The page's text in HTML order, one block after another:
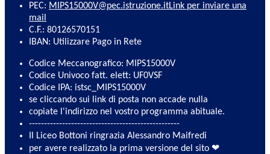
PEC: MIPS15000V@pec.istruzione.itLink per inviare una
mail
C.F.: 80126570151
IBAN: Utilizzare Pago in Rete
Codice Meccanografico: MIPS15000V
Codice Univoco fatt. elett: UF0VSF
Codice IPA: istsc_MIPS15000V
se cliccando sui link di posta non accade nulla
copiate l'indirizzo nel vostro programma abituale.
--------------------------------------------------
Il Liceo Bottoni ringrazia Alessandro Maifredi
per avere realizzato la prima versione del sito ❤